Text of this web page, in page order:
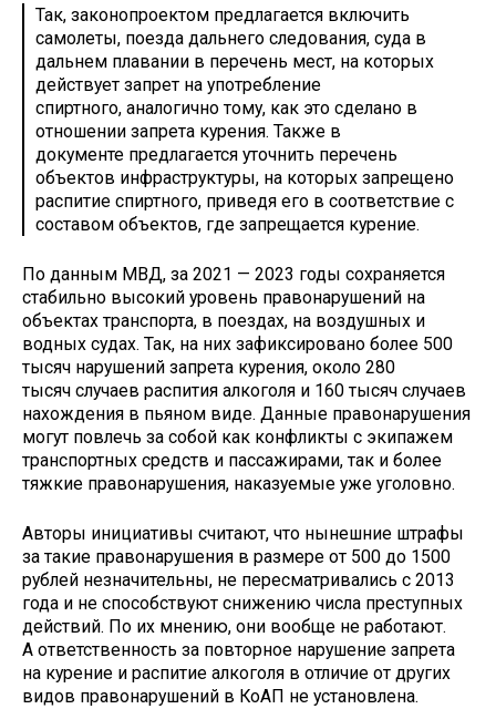
Так, законопроектом предлагается включить
самолеты, поезда дальнего следования, суда в
дальнем плавании в перечень мест, на которых
действует запрет на употребление
спиртного, аналогично тому, как это сделано в
отношении запрета курения. Также в
документе предлагается уточнить перечень
объектов инфраструктуры, на которых запрещено
распитие спиртного, приведя его в соответствие с
составом объектов, где запрещается курение.
По данным МВД, за 2021 — 2023 годы сохраняется
стабильно высокий уровень правонарушений на
объектах транспорта, в поездах, на воздушных и
водных судах. Так, на них зафиксировано более 500
тысяч нарушений запрета курения, около 280
тысяч случаев распития алкоголя и 160 тысяч случаев
нахождения в пьяном виде. Данные правонарушения
могут повлечь за собой как конфликты с экипажем
транспортных средств и пассажирами, так и более
тяжкие правонарушения, наказуемые уже уголовно.
Авторы инициативы считают, что нынешние штрафы
за такие правонарушения в размере от 500 до 1500
рублей незначительны, не пересматривались с 2013
года и не способствуют снижению числа преступных
действий. По их мнению, они вообще не работают.
А ответственность за повторное нарушение запрета
на курение и распитие алкоголя в отличие от других
видов правонарушений в КоАП не установлена.